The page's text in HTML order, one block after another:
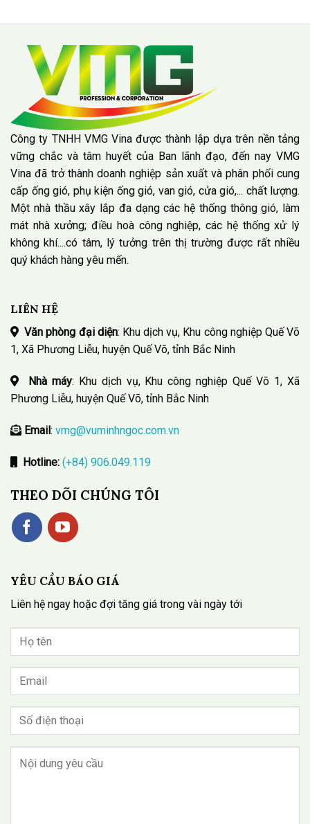
Công ty TNHH VMG Vina được thành lập dựa trên nền tảng
vững chắc và tâm huyết của Ban lãnh đạo, đến nay VMG
Vina đã trở thành doanh nghiệp sản xuất và phân phối cung
cấp ống gió, phụ kiện ống gió, van gió, cửa gió,... chất lượng.
Một nhà thầu xây lắp đa dạng các hệ thống thông gió, làm
mát nhà xưởng; điều hoà công nghiệp, các hệ thống xử lý
không khí....có tâm, lý tưởng trên thị trường được rất nhiều
quý khách hàng yêu mến.
LIÊN HỆ
Văn phòng đại diện: Khu dịch vụ, Khu công nghiệp Quế Võ
1, Xã Phương Liễu, huyện Quế Võ, tỉnh Bắc Ninh
Nhà máy: Khu dịch vụ, Khu công nghiệp Quế Võ 1, Xã
Phương Liễu, huyện Quế Võ, tỉnh Bắc Ninh
Email: vmg@vuminhngoc.com.vn
Hotline: (+84) 906.049.119
THEO DÕI CHÚNG TÔI
YÊU CẦU BÁO GIÁ
Liên hệ ngay hoặc đợi tăng giá trong vài ngày tới